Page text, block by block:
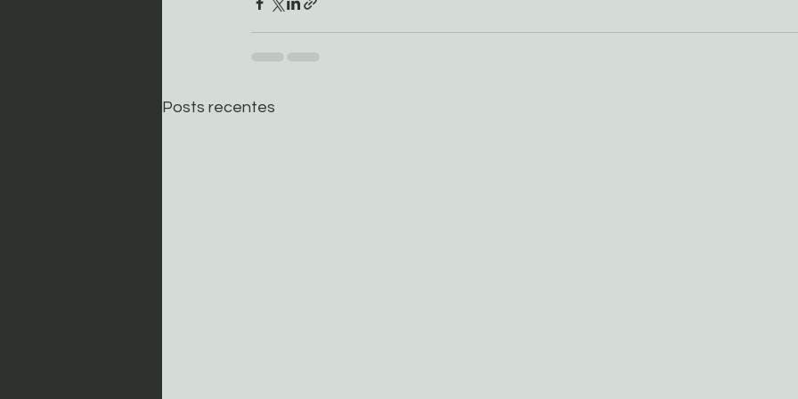
Posts recentes